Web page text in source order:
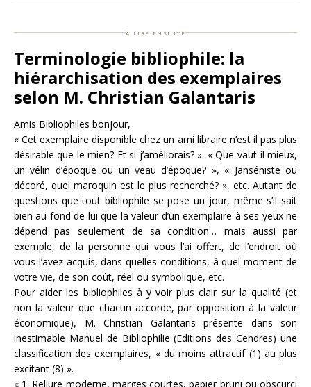
à lire ensuite
Terminologie bibliophile: la
hiérarchisation des exemplaires
selon M. Christian Galantaris
Amis Bibliophiles bonjour,
« Cet exemplaire disponible chez un ami libraire n’est il pas plus
désirable que le mien? Et si j’améliorais? ». « Que vaut-il mieux,
un vélin d’époque ou un veau d’époque? », « Janséniste ou
décoré, quel maroquin est le plus recherché? », etc. Autant de
questions que tout bibliophile se pose un jour, même s’il sait
bien au fond de lui que la valeur d’un exemplaire à ses yeux ne
dépend pas seulement de sa condition… mais aussi par
exemple, de la personne qui vous l’ai offert, de l’endroit où
vous l’avez acquis, dans quelles conditions, à quel moment de
votre vie, de son coût, réel ou symbolique, etc.
Pour aider les bibliophiles à y voir plus clair sur la qualité (et
non la valeur que chacun accorde, par opposition à la valeur
économique), M. Christian Galantaris présente dans son
inestimable Manuel de Bibliophilie (Editions des Cendres) une
classification des exemplaires, « du moins attractif (1) au plus
excitant (8) ».
« 1. Reliure moderne, marges courtes, papier bruni ou obscurci